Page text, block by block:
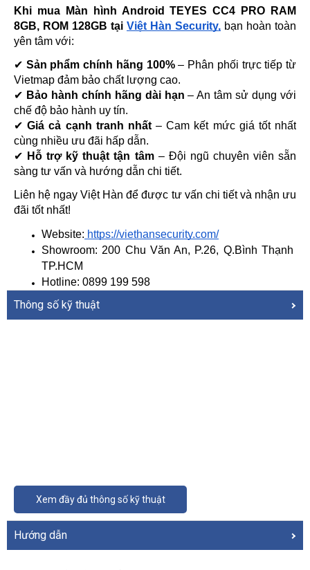
Khi mua Màn hình Android TEYES CC4 PRO RAM
8GB, ROM 128GB tại Việt Hàn Security, bạn hoàn toàn
yên tâm với:
✔ Sản phẩm chính hãng 100% – Phân phối trực tiếp từ
Vietmap đảm bảo chất lượng cao.
✔ Bảo hành chính hãng dài hạn – An tâm sử dụng với
chế độ bảo hành uy tín.
✔ Giá cả cạnh tranh nhất – Cam kết mức giá tốt nhất
cùng nhiều ưu đãi hấp dẫn.
✔ Hỗ trợ kỹ thuật tận tâm – Đội ngũ chuyên viên sẵn
sàng tư vấn và hướng dẫn chi tiết.
Liên hệ ngay Việt Hàn để được tư vấn chi tiết và nhận ưu
đãi tốt nhất!
Website: https://viethansecurity.com/
Showroom: 200 Chu Văn An, P.26, Q.Bình Thạnh
TP.HCM
Hotline: 0899 199 598
Thông số kỹ thuật
Xem đầy đủ thông số kỹ thuật
Hướng dẫn